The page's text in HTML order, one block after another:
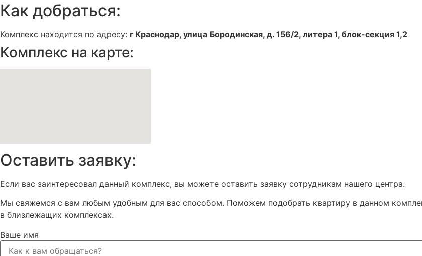
Как добраться:
Комплекс находится по адресу: г Краснодар, улица Бородинская, д. 156/2, литера 1, блок-секция 1,2
Комплекс на карте:
Оставить заявку:
Если вас заинтересовал данный комплекс, вы можете оставить заявку сотрудникам нашего центра.
Мы свяжемся с вам любым удобным для вас способом. Поможем подобрать квартиру в данном
в близлежащих комплексах.
Ваше имя